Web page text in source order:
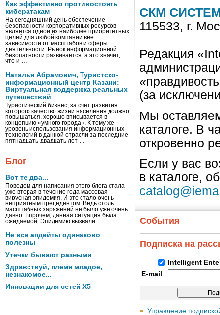
Как эффективно противостоять
кибератакам
На сегодняшний день обеспечение
безопасности корпоративных ресурсов
является одной из наиболее приоритетных
целей для любой компании вне
зависимости от масштабов и сферы
деятельности. Рынок информационной
безопасности развивается, а это значит,
что и …
Наталья Абрамович, Туристско-
информационный центр Казани:
Виртуальная поддержка реальных
путешествий
Туристический бизнес, за счет развития
которого качество жизни населения должно
повышаться, хорошо вписывается в
концепцию «умного города». К тому же
уровень использования информационных
технологий в данной отрасли за последние
пятнадцать-двадцать лет …
Блог
Вот те два...
Поводом для написания этого блога стала
уже вторая в течение года массовая
вирусная эпидемия. И это стало очень
неприятным прецедентом. Ведь столь
масштабных заражений не было уже очень
давно. Впрочем, данная ситуация была
ожидаемой. Эпидемию вызвали …
Не все апдейты одинаково
полезны
Утечки бывают разными
Здравствуй, племя младое,
незнакомое...
Инновации для сетей X5
СКМ
115533, г.
Редакция
(за
Мы
каталоге. В
откровенно
Если у вас
в каталоге,
События
Подписка на
Intelligent
E-mail
Управление